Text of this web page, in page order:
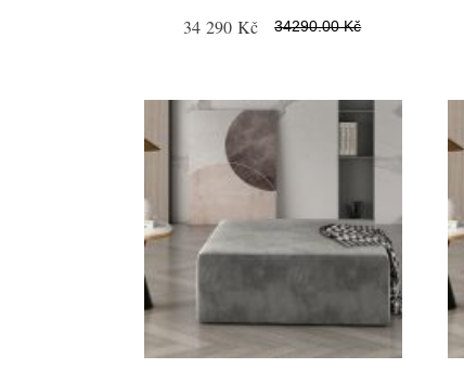
34 290 Kč 34290.00 Kč